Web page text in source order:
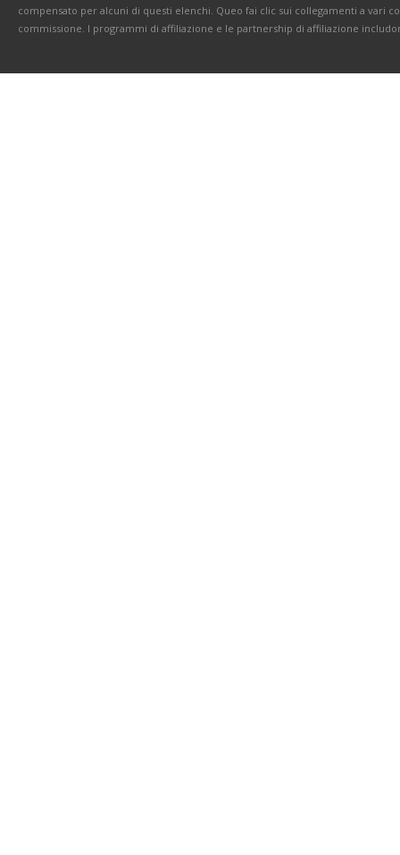
compensato per alcuni di questi elenchi. Queo fai clic sui collegamenti a vari
commissione. I programmi di affiliazione e le partnership di affiliazione